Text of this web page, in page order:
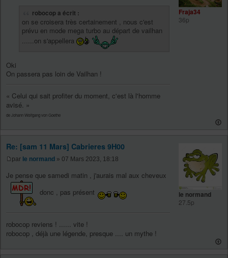
robocop a écrit :
on se croisera très certainement , nous c'est
prévu en mode mega turbo au départ de vailhan
......on s'appellera
Oki
On passera pas loin de Vailhan !
« Celui qui sait profiter du moment, c'est là l'homme
avisé. »
de Johann Wolfgang von Goethe
Fraja34
36p
Re: [sam 11 Mars] Cabrieres 9H00
par le normand » 07 Mars 2023, 18:18
Je pense que samedi matin , j'aurais mal aux cheveux
donc , pas présent
robocop reviens ! ...... vite !
robocop , déjà une légende, presque .... un mythe !
le normand
27.5p